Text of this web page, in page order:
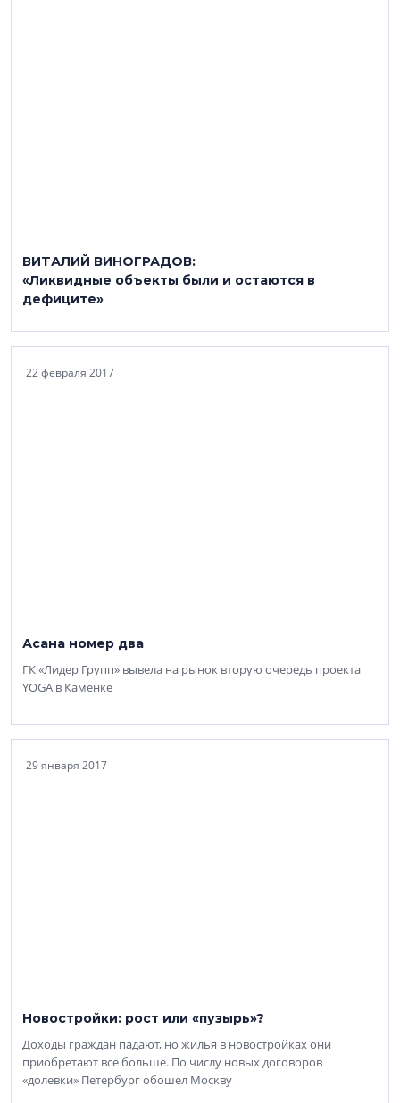
ВИТАЛИЙ ВИНОГРАДОВ:
«Ликвидные объекты были и остаются в
дефиците»
22 февраля 2017
Асана номер два
ГК «Лидер Групп» вывела на рынок вторую очередь проекта
YOGA в Каменке
29 января 2017
Новостройки: рост или «пузырь»?
Доходы граждан падают, но жилья в новостройках они
приобретают все больше. По числу новых договоров
«долевки» Петербург обошел Москву